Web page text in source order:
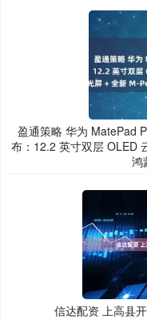
盈通策略 华为 MatePad
布：12.2 英寸双层 OLED
鸿
信达配资 上高县